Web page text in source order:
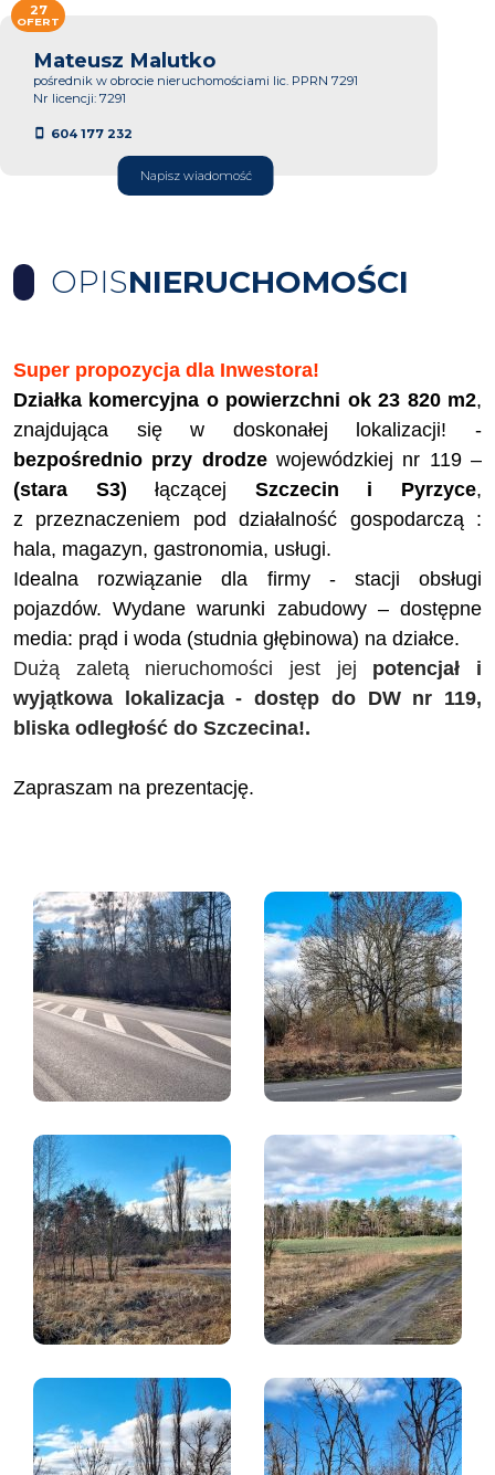
Mateusz Malutko
pośrednik w obrocie nieruchomościami lic. PPRN 7291
Nr licencji: 7291
604 177 232
Napisz wiadomość
27
OFERT
OPISNIERUCHOMOŚCI
Super propozycja dla Inwestora!
Działka komercyjna o powierzchni ok 23 820 m2,
znajdująca się w doskonałej lokalizacji! -
bezpośrednio przy drodzewojewódzkiej nr 119 –
(stara S3) łączącej Szczecin i Pyrzyce,
z przeznaczeniem pod działalność gospodarczą :
hala, magazyn, gastronomia, usługi.
Idealna rozwiązanie dla firmy - stacji obsługi
pojazdów. Wydane warunki zabudowy – dostępne
media: prąd i woda (studnia głębinowa) na działce.
Dużą zaletą nieruchomości jest jej potencjał i
wyjątkowa lokalizacja - dostęp do DW nr 119,
bliska odległość do Szczecina!.
Zapraszam na prezentację.